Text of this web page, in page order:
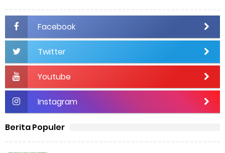
Facebook
Twitter
Youtube
Instagram
Berita Populer